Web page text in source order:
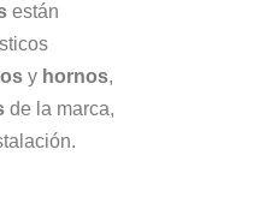
están
y hornos,
de la marca,